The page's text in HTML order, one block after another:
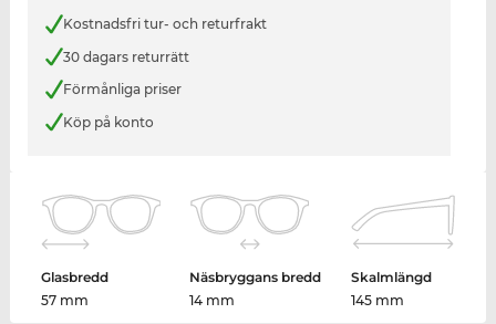
Kostnadsfri tur- och returfrakt
30 dagars returrätt
Förmånliga priser
Köp på konto
Glasbredd
57 mm
Näsbryggans bredd
14 mm
Skalmlängd
145 mm